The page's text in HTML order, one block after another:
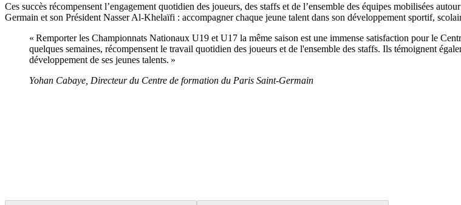
Ces succès récompensent l’engagement quotidien des joueurs, des staffs et de l’ensemble des équipes mobilisées
Germain et son Président Nasser Al-Khelaïfi : accompagner chaque jeune talent dans son développement sportif,
« Remporter les Championnats Nationaux U19 et U17 la même saison est une immense satisfaction pour le
quelques semaines, récompensent le travail quotidien des joueurs et de l'ensemble des staffs. Ils témoignent
développement de ses jeunes talents. »
Yohan Cabaye, Directeur du Centre de formation du Paris Saint-Germain